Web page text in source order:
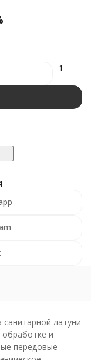
1
санитарной латуни
и
передовые